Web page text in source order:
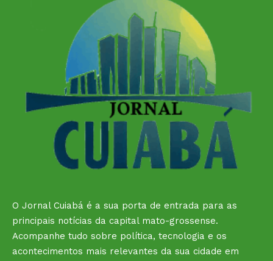
O Jornal Cuiabá é a sua porta de entrada para as
principais notícias da capital mato-grossense.
Acompanhe tudo sobre política, tecnologia e os
acontecimentos mais relevantes da sua cidade em